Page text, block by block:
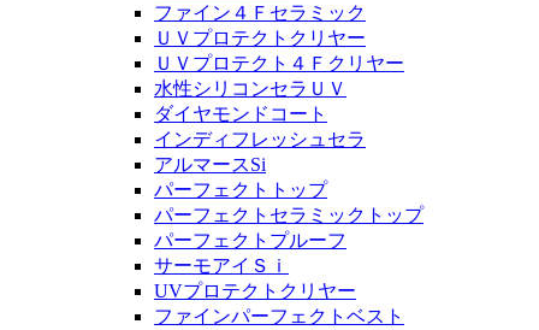
ファイン４Ｆセラミック
ＵＶプロテクトクリヤー
ＵＶプロテクト４Ｆクリヤー
水性シリコンセラＵＶ
ダイヤモンドコート
インディフレッシュセラ
アルマースSi
パーフェクトトップ
パーフェクトセラミックトップ
パーフェクトプルーフ
サーモアイＳｉ
UVプロテクトクリヤー
ファインパーフェクトベスト